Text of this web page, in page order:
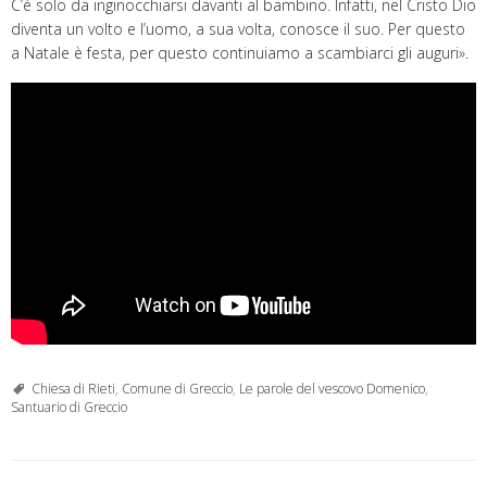
C’è solo da inginocchiarsi davanti al bambino. Infatti, nel Cristo Dio
diventa un volto e l’uomo, a sua volta, conosce il suo. Per questo
a Natale è festa, per questo continuiamo a scambiarci gli auguri».
Chiesa di Rieti, Comune di Greccio, Le parole del vescovo Domenico,
Santuario di Greccio